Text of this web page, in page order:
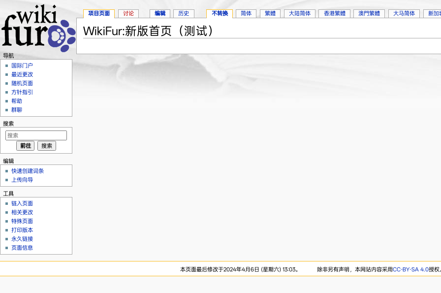
WikiFur:新版首页（测试）
项目页面 讨论 编辑 历史 不转换 简体 繁體 大陆简体 香港繁體 澳門繁體 大马简体 新加
导航
国际门户
最近更改
随机页面
方针指引
帮助
群聊
搜索
编辑
快速创建词条
上传向导
工具
链入页面
相关更改
特殊页面
打印版本
永久链接
页面信息
本页面最后修改于2024年4月6日 (星期六) 13:03。 除非另有声明，本网站内容采用CC-BY-SA 4.0授权